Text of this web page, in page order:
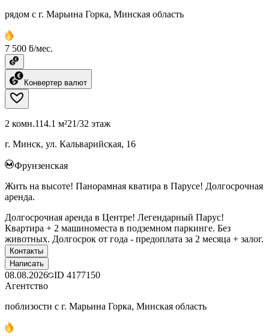
рядом с г. Марьина Горка, Минская область
7 500 ƃ/мес.
Конвертер валют
2 комн.114.1 м²21/32 этаж
г. Минск, ул. Кальварийская, 16
Фрунзенская
Жить на высоте! Панорамная кватира в Парусе! Долгосрочная
аренда.
Долгосрочная аренда в Центре! Легендарный Парус!
Квартира + 2 машиноместа в подземном паркинге. Без
животных. Долгосрок от года - предоплата за 2 месяца + залог.
Контакты
Написать
08.08.2026 ID 4177150
Агентство
поблизости с г. Марьина Горка, Минская область